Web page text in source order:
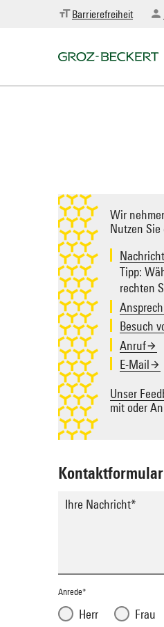
Barrierefreiheit
Wir
Nutzen
Tipp:
rechten
Besuch
Anruf
E-Mail
Unser
mit oder
Kontaktformular
Ihre Nachricht*
Anrede*
Herr Frau